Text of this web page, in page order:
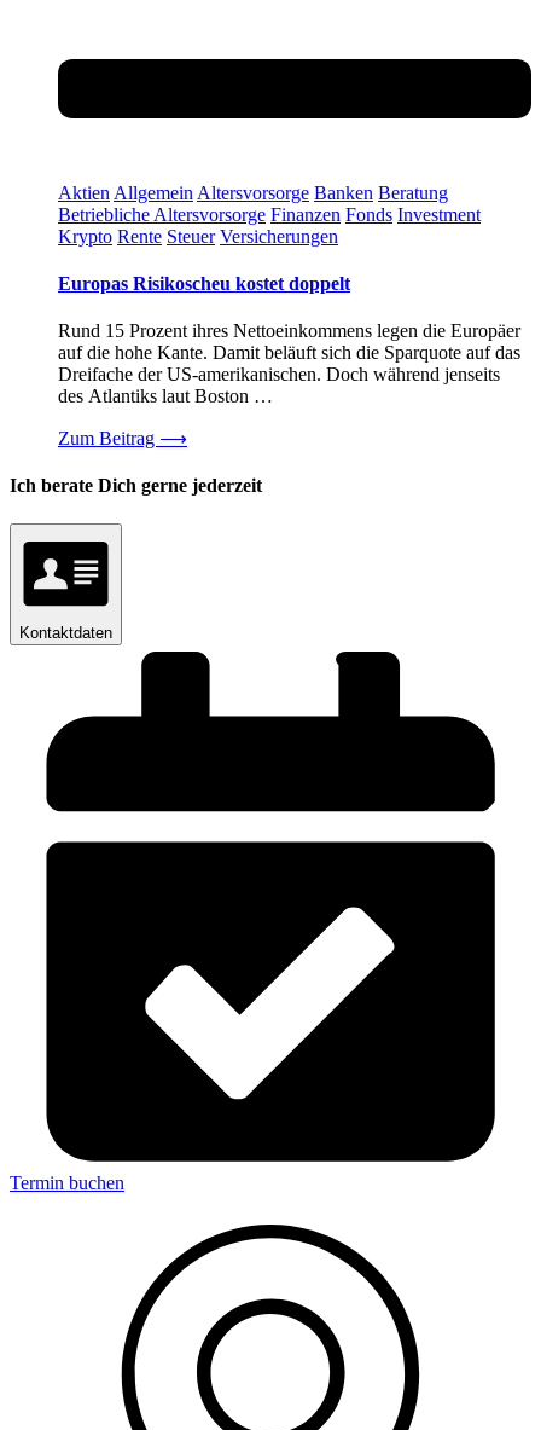
Aktien Allgemein Altersvorsorge Banken Beratung
Betriebliche Altersvorsorge Finanzen Fonds Investment
Krypto Rente Steuer Versicherungen
Europas Risikoscheu kostet doppelt
Rund 15 Prozent ihres Nettoeinkommens legen die Europäer
auf die hohe Kante. Damit beläuft sich die Sparquote auf das
Dreifache der US-amerikanischen. Doch während jenseits
des Atlantiks laut Boston …
Zum Beitrag ⟶
Ich berate Dich gerne jederzeit
Kontaktdaten
Termin buchen